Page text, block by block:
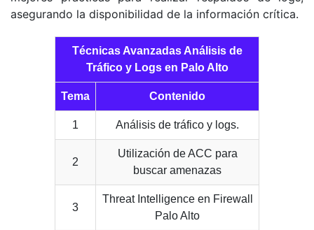
asegurando la disponibilidad de la información crítica.
Técnicas Avanzadas Análisis de
Tráfico y Logs en Palo Alto
Tema Contenido
1 Análisis de tráfico y logs.
2
Utilización de ACC para
buscar amenazas
3
Threat Intelligence en Firewall
Palo Alto